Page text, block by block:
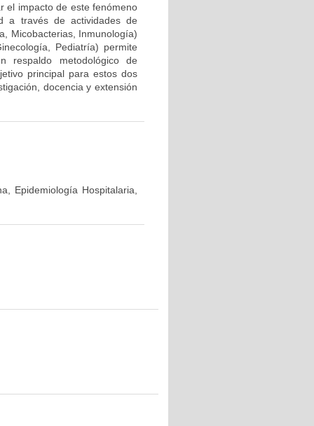
el impacto de este fenómeno
a través de actividades de
Micobacterias, Inmunología)
Pediatría) permite
respaldo metodológico de
principal para estos dos
docencia y extensión
Epidemiología Hospitalaria,